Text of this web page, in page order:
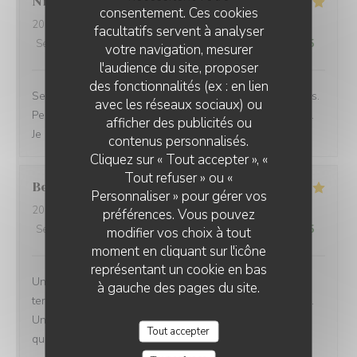
consentement. Ces cookies
facultatifs servent à analyser
votre navigation, mesurer
l'audience du site, proposer
des fonctionnalités (ex : en lien
avec les réseaux sociaux) ou
afficher des publicités ou
contenus personnalisés.
Cliquez sur « Tout accepter », «
Tout refuser » ou «
Personnaliser » pour gérer vos
préférences. Vous pouvez
modifier vos choix à tout
moment en cliquant sur l'icône
représentant un cookie en bas
à gauche des pages du site.
Tout accepter
2026-06-23
- 12:45 - Couverts 2
Service
Ambiance: 5 /5 Cuisine :5 /5 Qualité / Prix /5
Service rapide pour une pause déjeuner entre collègues.
Personnel agréable et efficace. Le plat du jour était bon.
Je recommande cet établissement
Bernard G
2026-06-17
- 18:30 - Couverts 5
Service
Ambiance:4/5 Cuisine: 5/5 Qualité / Prix /5
Une équipe très à l'écoute, souriante et efficace... Une
terrasse où il fait bon vivre et une salle climatisée aussi.
Une carte de bières très variée et une restauration de
qualité !